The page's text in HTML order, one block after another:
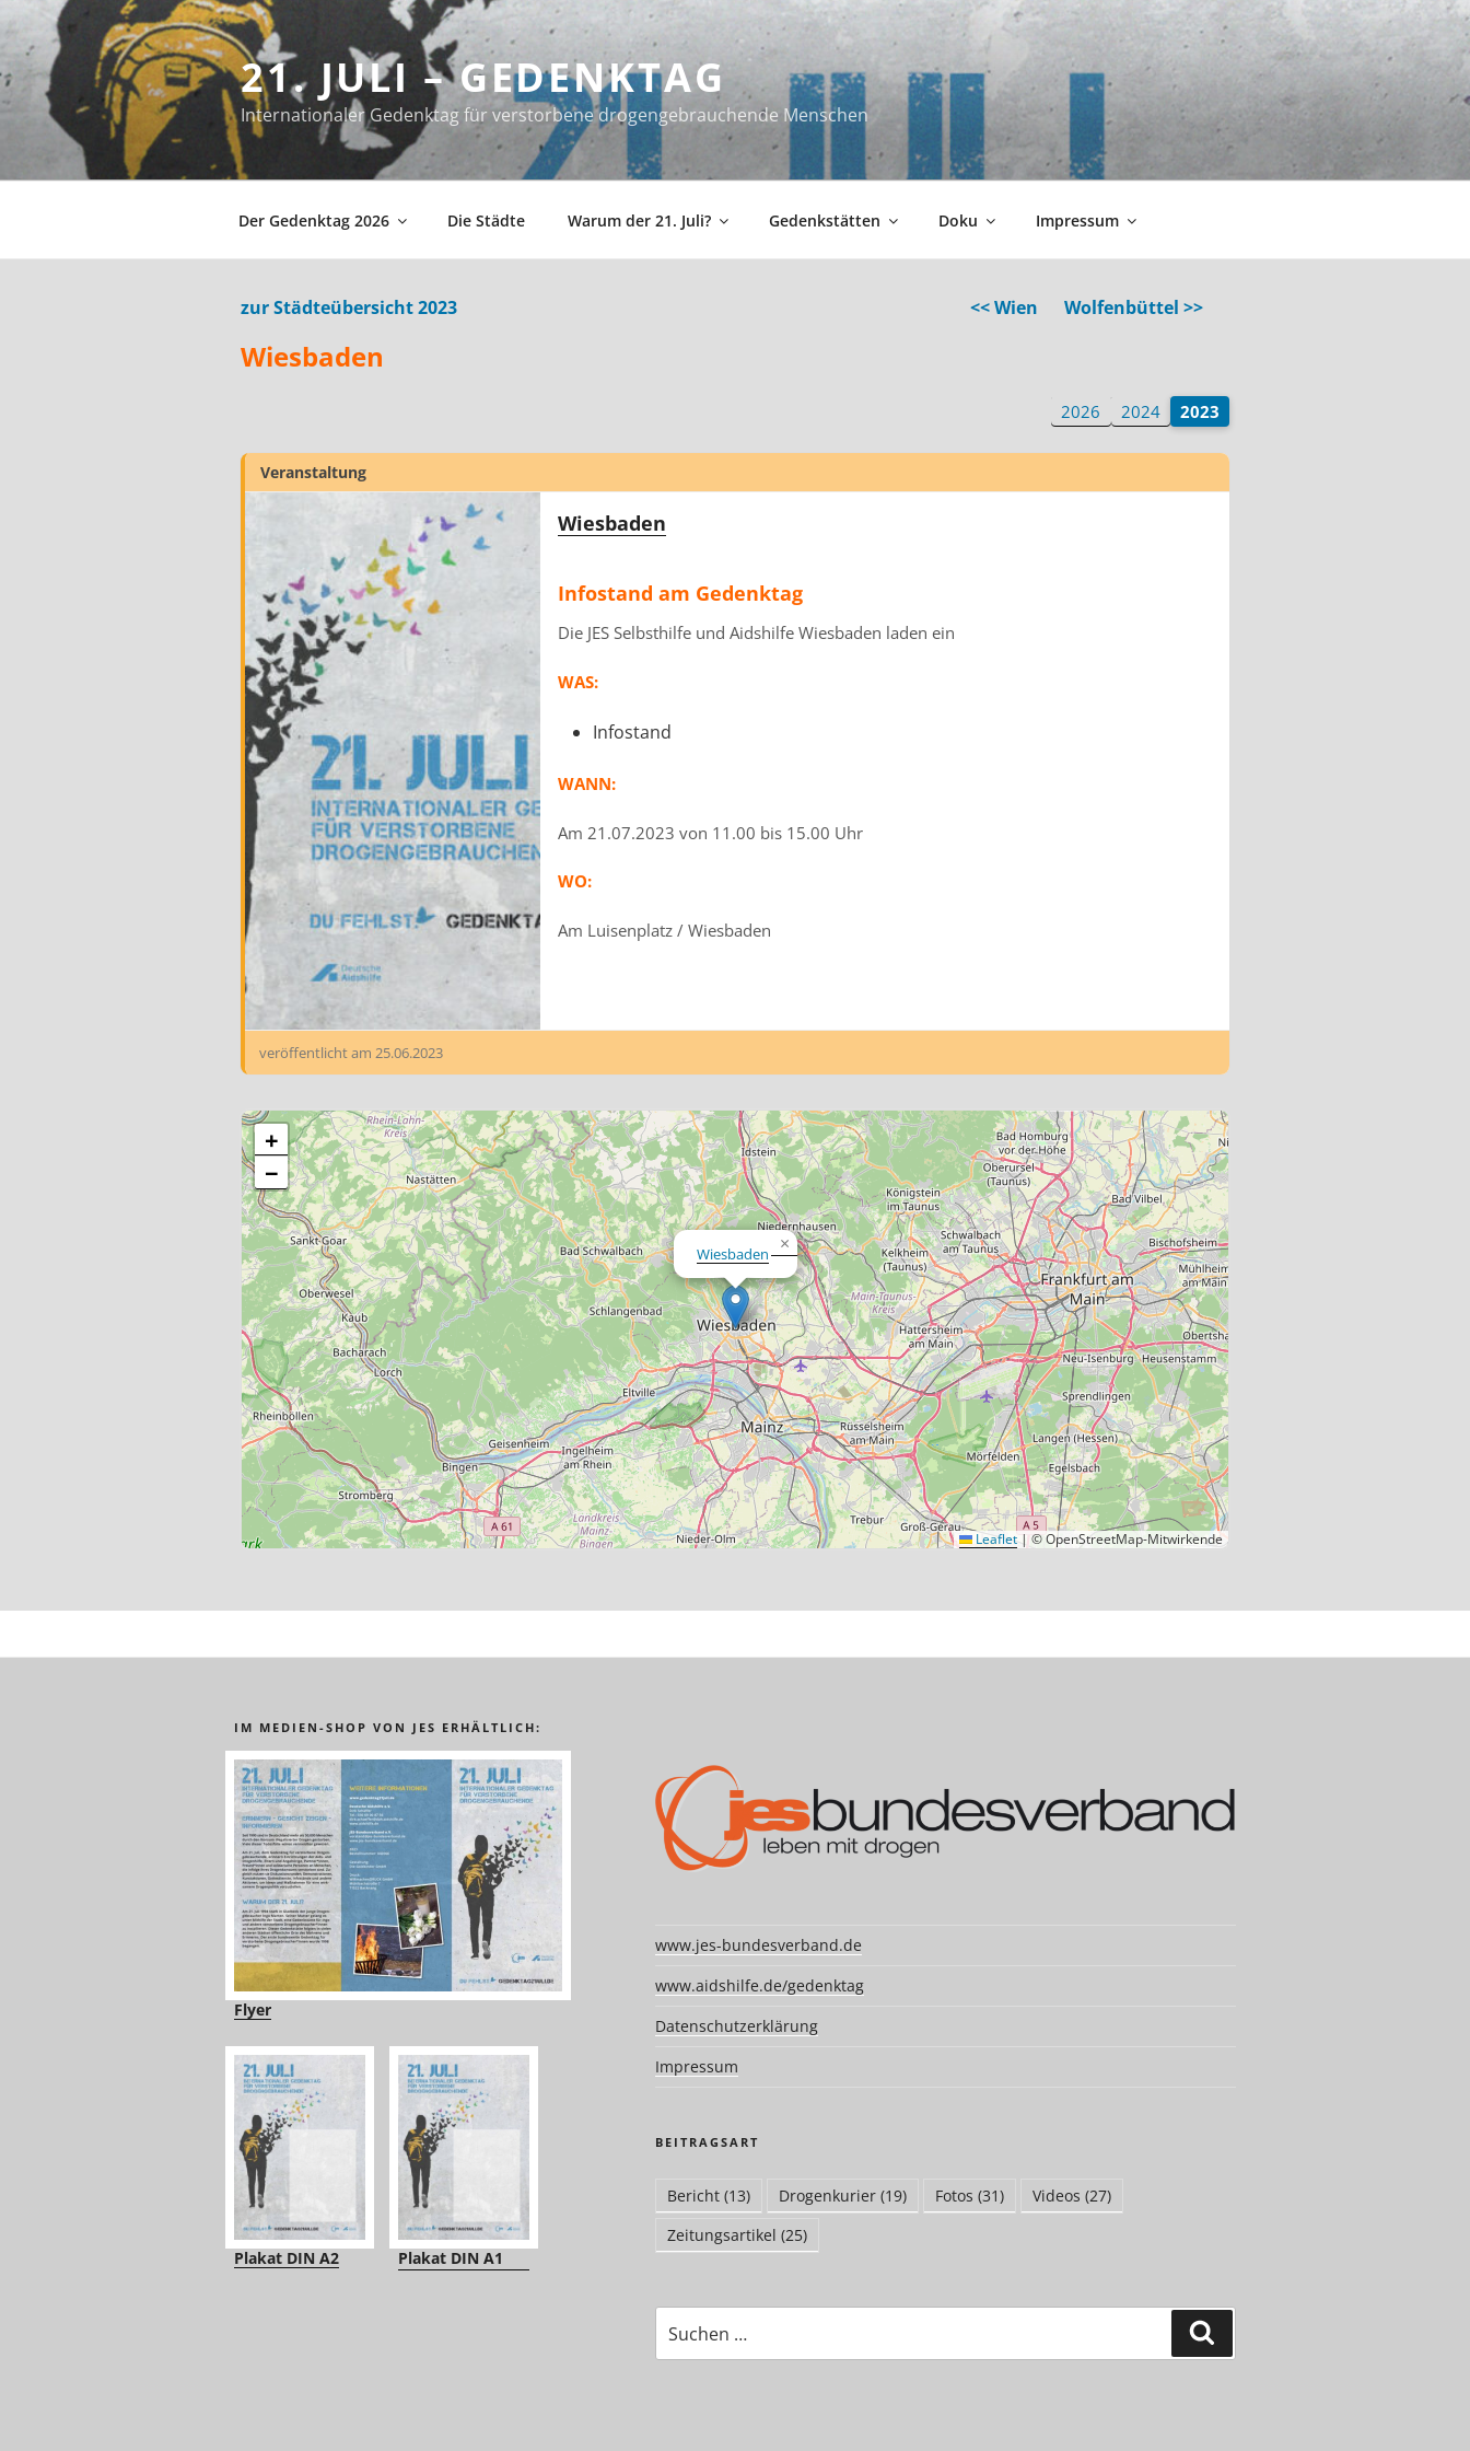
Inhalt
springen
21. JULI – GEDENKTAG
Internationaler Gedenktag für verstorbene drogengebrauchende Menschen
Der Gedenktag 2026 Die Städte Warum der 21. Juli? Gedenkstätten Doku Impressum
zur Städteübersicht 2023 Wolfenbüttel >>
<< Wien
Wiesbaden
2026 2024 2023
Veranstaltung
Wiesbaden
Infostand am Gedenktag
Die JES Selbsthilfe und Aidshilfe Wiesbaden laden ein
WAS:
Infostand
WANN:
Am 21.07.2023 von 11.00 bis 15.00 Uhr
WO:
Am Luisenplatz / Wiesbaden
veröffentlicht am 25.06.2023
Wiesbaden ×
+
−
Leaflet | © OpenStreetMap-Mitwirkende
IM MEDIEN-SHOP VON JES ERHÄLTLICH:
Flyer
Plakat DIN A2 Plakat DIN A1
www.jes-bundesverband.de
www.aidshilfe.de/gedenktag
Datenschutzerklärung
Impressum
BEITRAGSART
Bericht(13) Drogenkurier(19) Fotos (31) Videos (27)
Zeitungsartikel (25)
nach: